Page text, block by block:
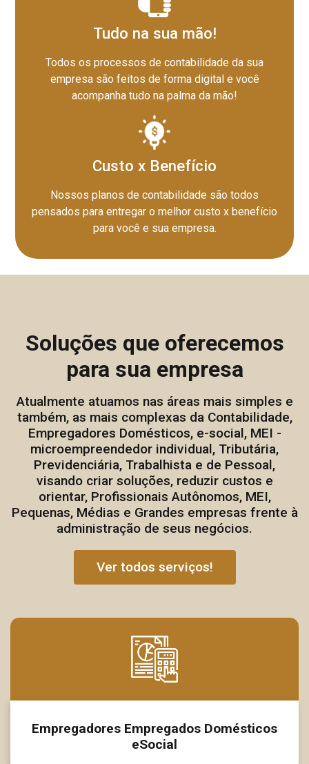
Tudo na sua mão!
Todos os processos de contabilidade da sua
empresa são feitos de forma digital e você
acompanha tudo na palma da mão!
Custo x Benefício
Nossos planos de contabilidade são todos
pensados para entregar o melhor custo x benefício
para você e sua empresa.
Soluções que oferecemos
para sua empresa
Atualmente atuamos nas áreas mais simples e
também, as mais complexas da Contabilidade,
Empregadores Domésticos, e-social, MEI -
microempreendedor individual, Tributária,
Previdenciária, Trabalhista e de Pessoal,
visando criar soluções, reduzir custos e
orientar, Profissionais Autônomos, MEI,
Pequenas, Médias e Grandes empresas frente à
administração de seus negócios.
Ver todos serviços!
Empregadores Empregados Domésticos
eSocial